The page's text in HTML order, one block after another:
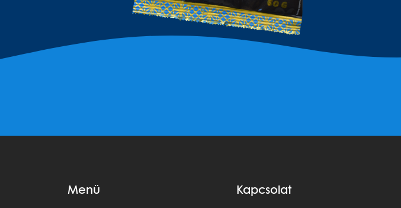
Menü Kapcsolat